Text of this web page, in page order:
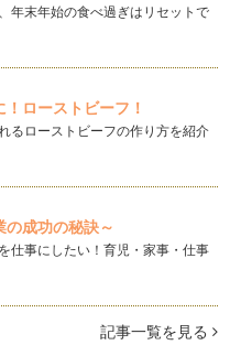
です。 今回はイギリス
美です。 今回はいちごの
リー添え
です。 今回は市販のパ
です。 今回はスコーン
年末年始の食べ過ぎはリセットで
ローストビーフ！
るローストビーフの作り方を紹介
成功の秘訣～
仕事にしたい！育児・家事・仕事
記事一覧を見る